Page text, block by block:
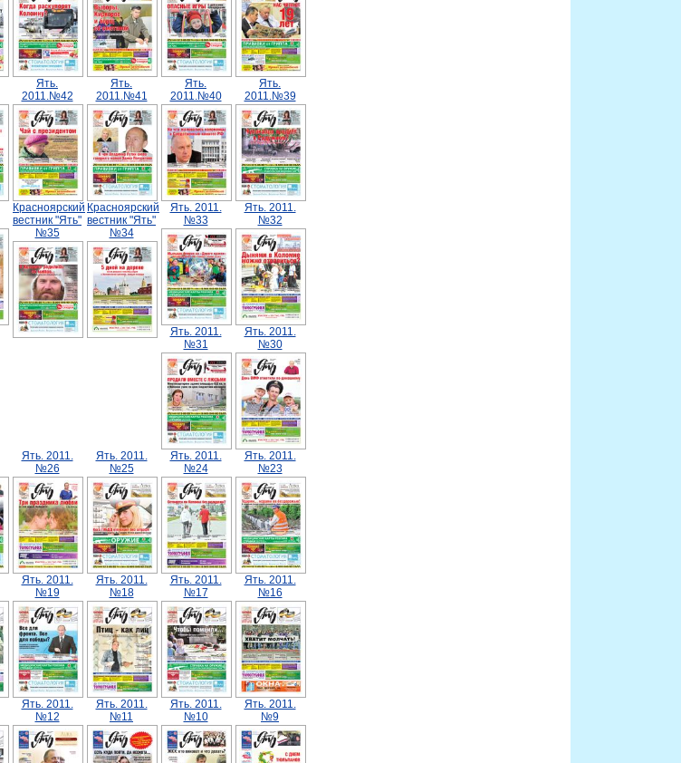
Ять.
2011.№42
Ять.
2011.№41
Ять.
2011.№40
Ять.
2011.№39
Красноярский
вестник "Ять"
№35
Красноярский
вестник "Ять"
№34
Ять. 2011.
№33
Ять. 2011.
№32
Ять. 2011.
№31
Ять. 2011.
№30
Ять. 2011.
№26
Ять. 2011.
№25
Ять. 2011.
№24
Ять. 2011.
№23
Ять. 2011.
№19
Ять. 2011.
№18
Ять. 2011.
№17
Ять. 2011.
№16
Ять. 2011.
№12
Ять. 2011.
№11
Ять. 2011.
№10
Ять. 2011.
№9